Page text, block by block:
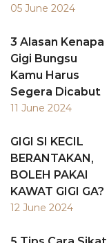
05 June 2024
3 Alasan Kenapa
Gigi Bungsu
Kamu Harus
Segera Dicabut
11 June 2024
GIGI SI KECIL
BERANTAKAN,
BOLEH PAKAI
KAWAT GIGI GA?
12 June 2024